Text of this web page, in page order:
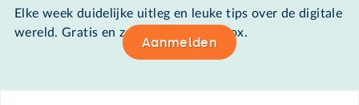
Elke week duidelijke uitleg en leuke tips over de digitale
wereld. Gratis en zomaar in de mailbox.
Aanmelden